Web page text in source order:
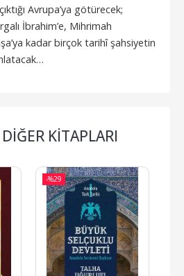
Avrupa’ya götürecek;
İbrahim’e, Mihrimah
kadar birçok tarihî şahsiyetin
KITAPLARI
-%29